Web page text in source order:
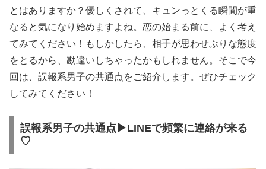
とはありますか？優しくされて、キュンっとくる瞬間が重
なると気になり始めますよね。恋の始まる前に、よく考え
てみてください！もしかしたら、相手が思わせぶりな態度
をとるから、勘違いしちゃったかもしれません。そこで今
回は、誤報系男子の共通点をご紹介します。ぜひチェック
してみてください！
誤報系男子の共通点▶LINEで頻繁に連絡が来る
♡